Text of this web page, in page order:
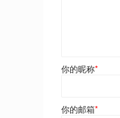
你的昵称*
你的邮箱*